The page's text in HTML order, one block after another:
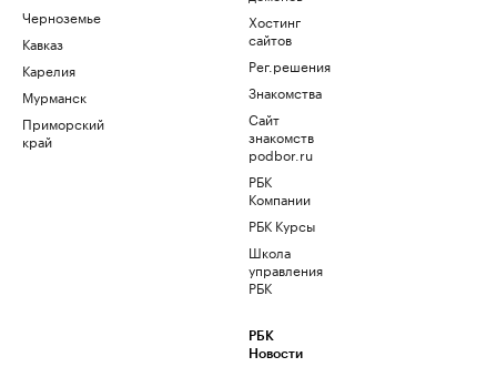
Черноземье
Кавказ
Карелия
Мурманск
Приморский
край
Хостинг
сайтов
Рег.решения
Знакомства
Сайт
знакомств
podbor.ru
РБК
Компании
РБК Курсы
Школа
управления
РБК
РБК
Новости